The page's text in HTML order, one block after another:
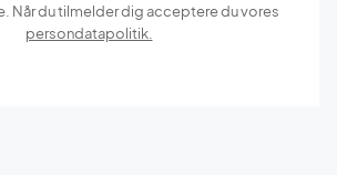
Når du tilmelder dig acceptere du vores
persondatapolitik.